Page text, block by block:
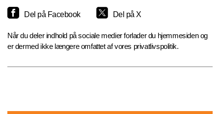
Del på Facebook Del på X
Når du deler indhold på sociale medier forlader du hjemmesiden og
er dermed ikke længere omfattet af vores privatlivspolitik.